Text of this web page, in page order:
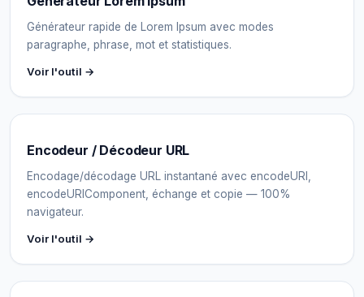
Générateur rapide de Lorem Ipsum avec modes
paragraphe, phrase, mot et statistiques.
Voir l'outil →
Encodeur / Décodeur URL
Encodage/décodage URL instantané avec encodeURI,
encodeURIComponent, échange et copie — 100%
navigateur.
Voir l'outil →